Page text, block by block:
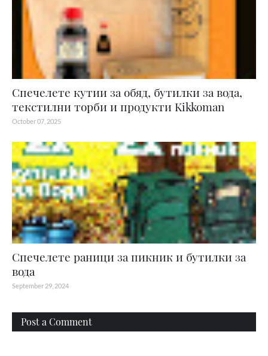
Спечелете кутии за обяд, бутилки за вода,
текстилни торби и продукти Kikkoman
October 07, 2025
Спечелете раници за пикник и бутилки за
вода
September 29, 2024
Post a Comment